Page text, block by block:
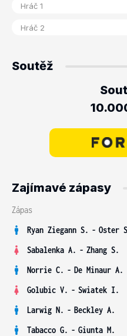
Soutěž
Zajímavé zápasy
Zápas
Ryan Ziegann S. - Oster
Sabalenka A. - Zhang S.
Norrie C. - De Minaur A.
Golubic V. - Swiatek I.
Larwig N. - Beckley A.
Tabacco G. - Giunta M.